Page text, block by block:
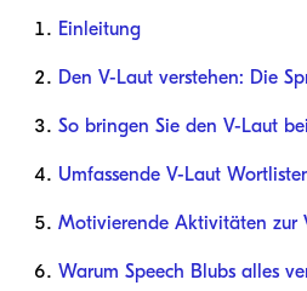
Einleitung
Den V-Laut verstehen: Die
So bringen Sie den V-Laut bei
Umfassende V-Laut
Motivierende Aktivitäten zur
Warum Speech Blubs alles